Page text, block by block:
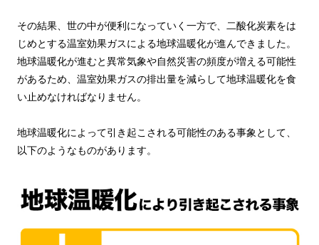
その結果、世の中が便利になっていく一方で、二酸化炭素をは
じめとする温室効果ガスによる地球温暖化が進んできました。
地球温暖化が進むと異常気象や自然災害の頻度が増える可能性
があるため、温室効果ガスの排出量を減らして地球温暖化を食
い止めなければなりません。
地球温暖化によって引き起こされる可能性のある事象として、
以下のようなものがあります。